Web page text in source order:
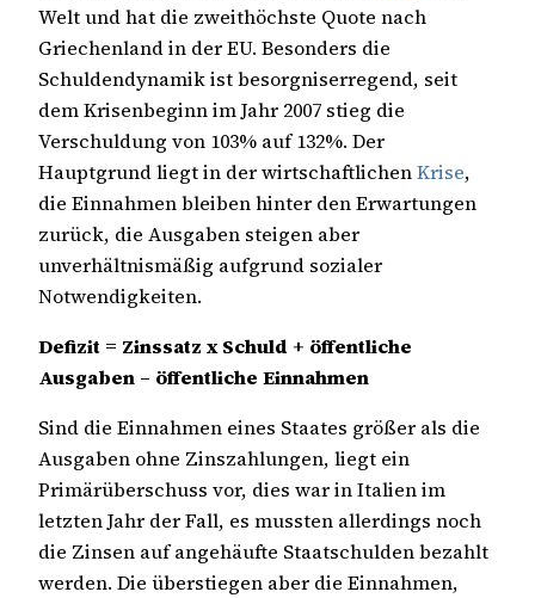
Welt und hat die zweithöchste Quote nach
Griechenland in der EU. Besonders die
Schuldendynamik ist besorgniserregend, seit
dem Krisenbeginn im Jahr 2007 stieg die
Verschuldung von 103% auf 132%. Der
Hauptgrund liegt in der wirtschaftlichenKrise,
die Einnahmen bleiben hinter den Erwartungen
zurück, die Ausgaben steigen aber
unverhältnismäßig aufgrund sozialer
Notwendigkeiten.
Defizit = Zinssatz x Schuld + öffentliche
Ausgaben – öffentliche Einnahmen
Sind die Einnahmen eines Staates größer als die
Ausgaben ohne Zinszahlungen, liegt ein
Primärüberschuss vor, dies war in Italien im
letzten Jahr der Fall, es mussten allerdings noch
die Zinsen auf angehäufte Staatschulden bezahlt
werden. Die überstiegen aber die Einnahmen,